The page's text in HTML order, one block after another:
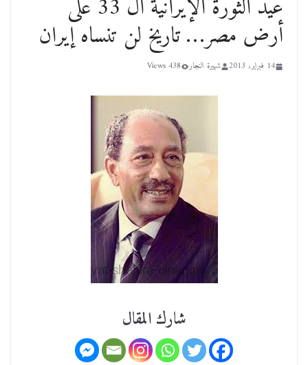
عيد الثورة الإيرانية ال 33 على
أرض مصر… تاريخ لن تنساه إيران
14 فبراير، 2013 شهيرة النجار 438 Views
شارك المقال